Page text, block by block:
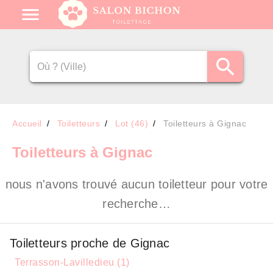
Accueil Toiletteurs Lot (46) Toiletteurs à Gignac
Toiletteurs à Gignac
nous n'avons trouvé aucun toiletteur pour votre
recherche…
Toiletteurs proche de Gignac
Terrasson-Lavilledieu (1)